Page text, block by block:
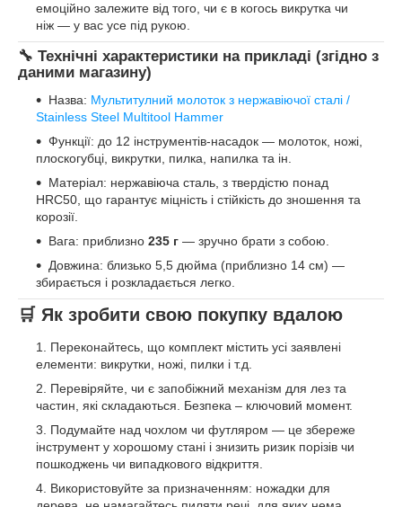
емоційно залежите від того, чи є в когось викрутка чи
ніж — у вас усе під рукою.
🔧 Технічні характеристики на прикладі (згідно з
даними магазину)
Назва: Мультитулний молоток з нержавіючої сталі /
Stainless Steel Multitool Hammer
Функції: до 12 інструментів-насадок — молоток, ножі,
плоскогубці, викрутки, пилка, напилка та ін.
Матеріал: нержавіюча сталь, з твердістю понад
HRC50, що гарантує міцність і стійкість до зношення та
корозії.
Вага: приблизно 235 г — зручно брати з собою.
Довжина: близько 5,5 дюйма (приблизно 14 см) —
збирається і розкладається легко.
🛒 Як зробити свою покупку вдалою
Переконайтесь, що комплект містить усі заявлені
елементи: викрутки, ножі, пилки і т.д.
Перевіряйте, чи є запобіжний механізм для лез та
частин, які складаються. Безпека – ключовий момент.
Подумайте над чохлом чи футляром — це збереже
інструмент у хорошому стані і знизить ризик порізів чи
пошкоджень чи випадкового відкриття.
Використовуйте за призначенням: ножадки для